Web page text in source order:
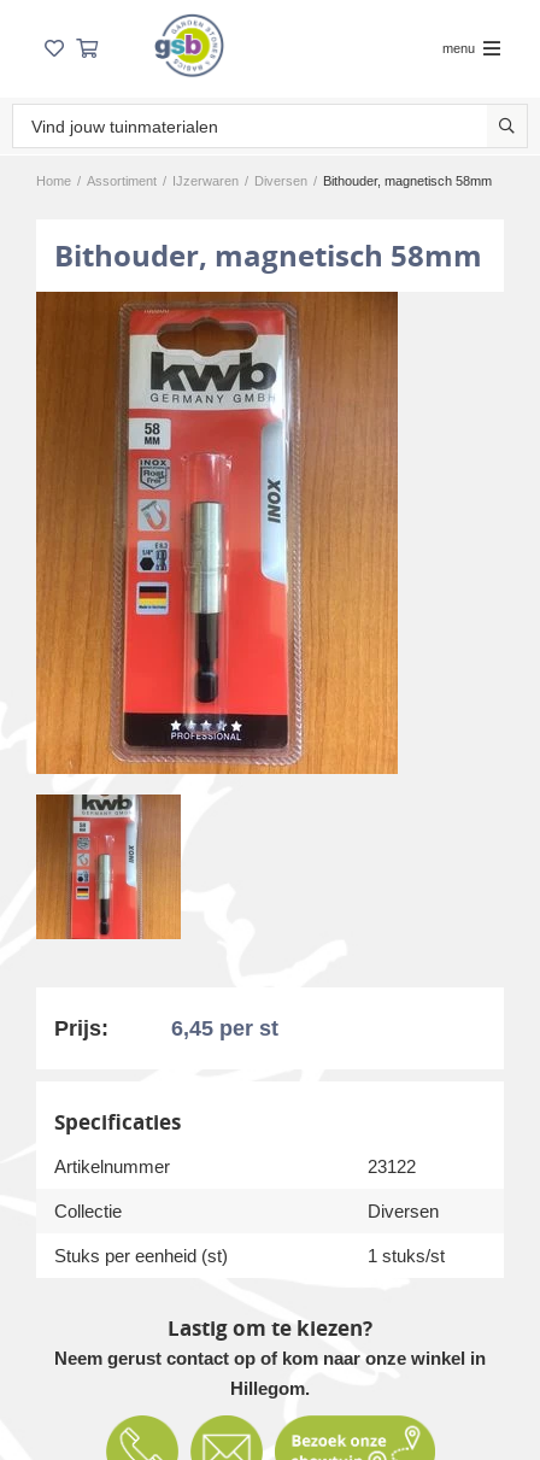
menu
Home / Assortiment / IJzerwaren / Diversen / Bithouder, magnetisch 58mm
Bithouder, magnetisch 58mm
Prijs: 6,45 per st
Specificaties
Artikelnummer 23122
Collectie Diversen
Stuks per eenheid (st) 1 stuks/st
Lastig om te kiezen?
Neem gerust contact op of kom naar onze winkel in
Hillegom.